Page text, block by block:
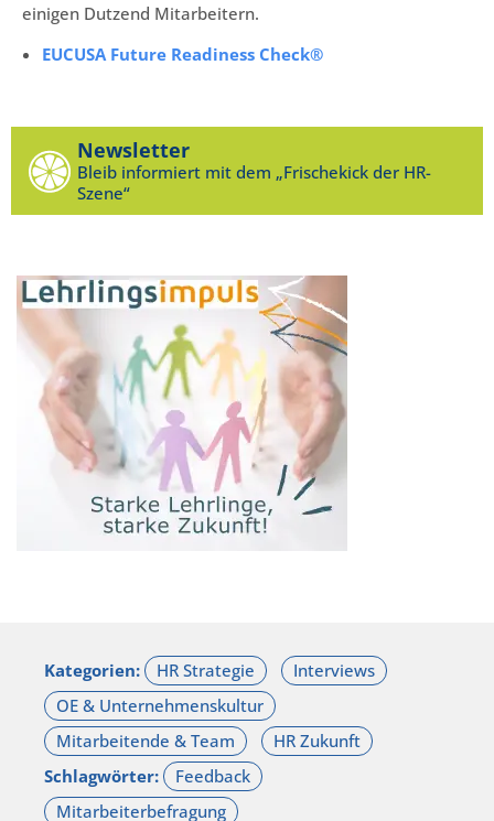
einigen Dutzend Mitarbeitern.
EUCUSA Future Readiness Check®
Newsletter
Bleib informiert mit dem „Frischekick der HR-
Szene“
Kategorien:
Schlagwörter: